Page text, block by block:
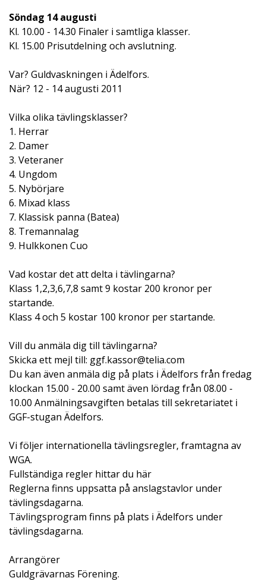
Söndag 14 augusti
Kl. 10.00 - 14.30 Finaler i samtliga klasser.
Kl. 15.00 Prisutdelning och avslutning.
Var? Guldvaskningen i Ädelfors.
När? 12 - 14 augusti 2011
Vilka olika tävlingsklasser?
1. Herrar
2. Damer
3. Veteraner
4. Ungdom
5. Nybörjare
6. Mixad klass
7. Klassisk panna (Batea)
8. Tremannalag
9. Hulkkonen Cuo
Vad kostar det att delta i tävlingarna?
Klass 1,2,3,6,7,8 samt 9 kostar 200 kronor per
startande.
Klass 4 och 5 kostar 100 kronor per startande.
Vill du anmäla dig till tävlingarna?
Skicka ett mejl till: ggf.kassor@telia.com
Du kan även anmäla dig på plats i Ädelfors från fredag
klockan 15.00 - 20.00 samt även lördag från 08.00 -
10.00 Anmälningsavgiften betalas till sekretariatet i
GGF-stugan Ädelfors.
Vi följer internationella tävlingsregler, framtagna av
WGA.
Fullständiga regler hittar du här
Reglerna finns uppsatta på anslagstavlor under
tävlingsdagarna.
Tävlingsprogram finns på plats i Ädelfors under
tävlingsdagarna.
Arrangörer
Guldgrävarnas Förening.